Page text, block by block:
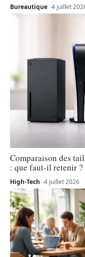
Bureautique 4 juillet
Comparaison des
: que faut-il retenir ?
High-Tech 4 juillet 2026